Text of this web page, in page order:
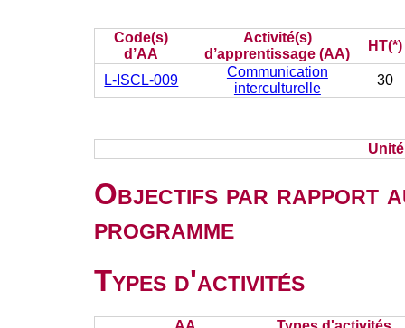
Code(s)
d’AA
Activité(s)
d’apprentissage (AA)
HT(*)
L-ISCL-009
Communication
interculturelle
30
Objectifs par rapport
programme
Types d'activités